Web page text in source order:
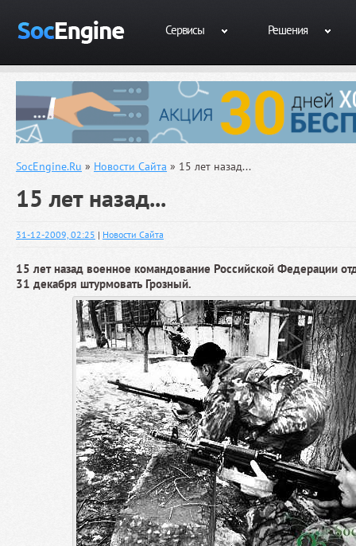
Сервисы Решения
SocEngine.Ru » Новости Сайта » 15 лет назад...
15 лет назад...
31-12-2009, 02:25 | Новости Сайта
15 лет назад военное командование Российской Федерации
31 декабря штурмовать Грозный.